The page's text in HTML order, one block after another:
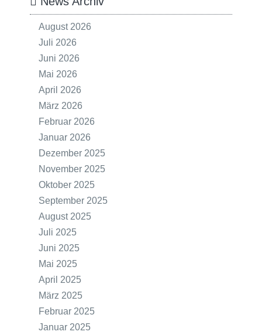
August 2026
Juli 2026
Juni 2026
Mai 2026
April 2026
März 2026
Februar 2026
Januar 2026
Dezember 2025
November 2025
Oktober 2025
September 2025
August 2025
Juli 2025
Juni 2025
Mai 2025
April 2025
März 2025
Februar 2025
Januar 2025